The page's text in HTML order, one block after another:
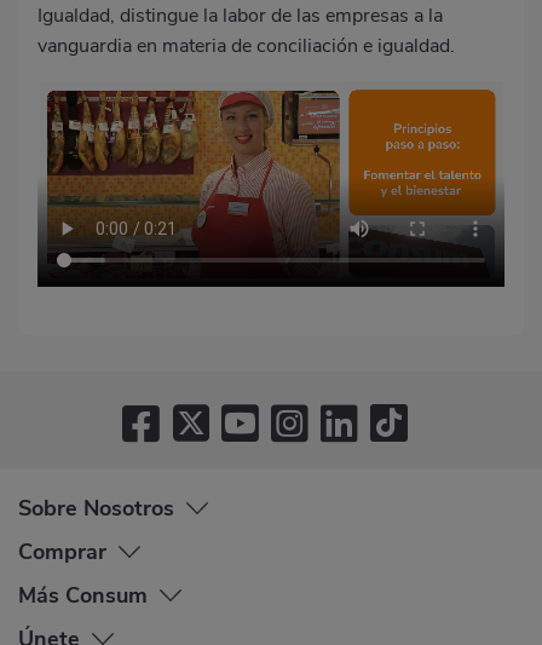
Igualdad, distingue la labor de las empresas a la
vanguardia en materia de conciliación e igualdad.
Sobre Nosotros
Comprar
Más Consum
Únete